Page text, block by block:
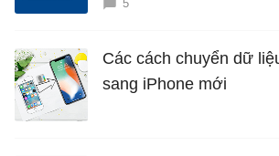
5
Các cách chuyển dữ
sang iPhone mới